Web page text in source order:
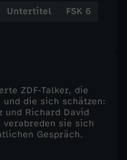
Untertitel
FSK 6
ZDF-Talker, die
und die sich schätzen:
und Richard David
verabreden sie sich
Gespräch.